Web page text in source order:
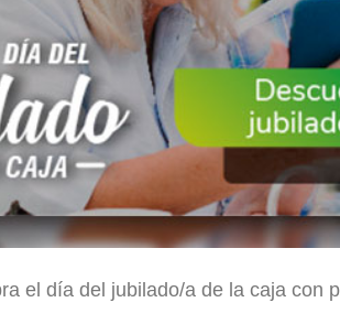
el día del jubilado/a de la caja con